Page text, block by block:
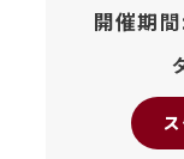
開催期